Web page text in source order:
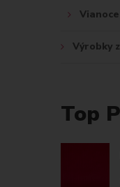
Vianoce
Výrobky
Top